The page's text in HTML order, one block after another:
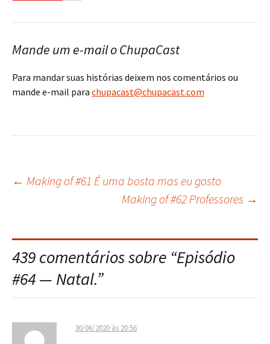
Mande um e-mail o ChupaCast
Para mandar suas histórias deixem nos comentários ou
mande e-mail para chupacast@chupacast.com
Navegação
do
post
← Making of #61 É uma bosta mas eu gosto
Making of #62 Professores →
439 comentários sobre “Episódio
#64 — Natal.”
30/06/2020 às 20:56